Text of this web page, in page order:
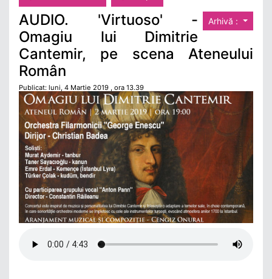
Arhivă :
AUDIO. 'Virtuoso' -
Omagiu lui Dimitrie
Cantemir, pe scena Ateneului
Român
Publicat: luni, 4 Martie 2019 , ora 13.39